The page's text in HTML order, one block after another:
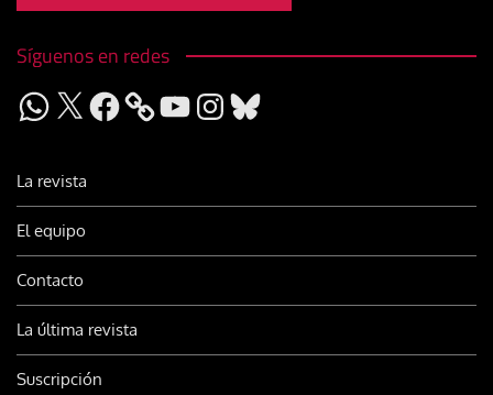
Síguenos en redes
WhatsApp
X Facebook YouTubeInstagram
Bluesky
La revista
El equipo
Contacto
La última revista
Suscripción